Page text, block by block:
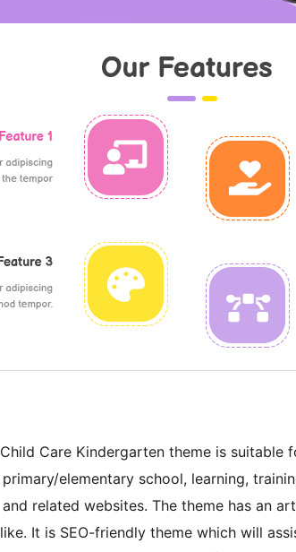
Child Care Kindergarten theme is suitable
primary/elementary school, learning,
and related websites. The theme has an
like. It is SEO-friendly theme which will